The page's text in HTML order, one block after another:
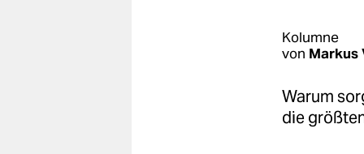
Kolumne
von Markus
Warum
die